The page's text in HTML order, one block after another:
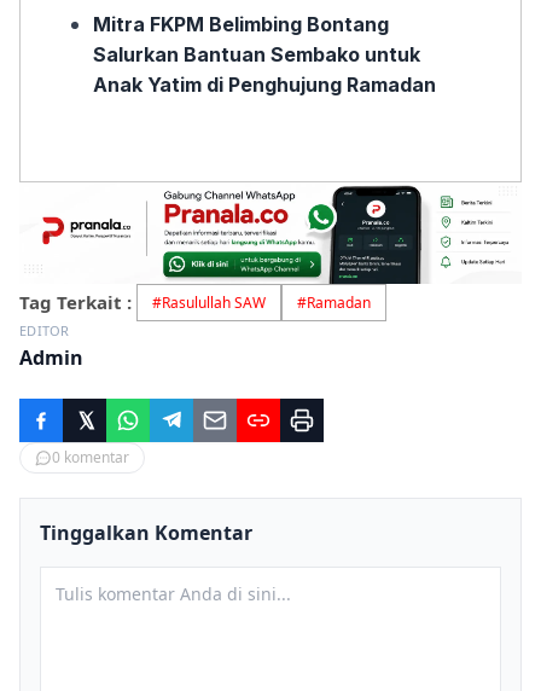
Mitra FKPM Belimbing Bontang
Salurkan Bantuan Sembako untuk
Anak Yatim di Penghujung Ramadan
Tag Terkait : #Rasulullah SAW #Ramadan
EDITOR
Admin
0 komentar
Tinggalkan Komentar